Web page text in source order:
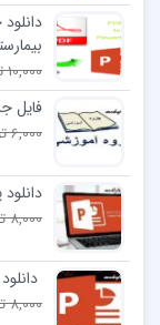
10,000 تومان
فایل
6,000 تومان
8,000 تومان
8,000 تومان